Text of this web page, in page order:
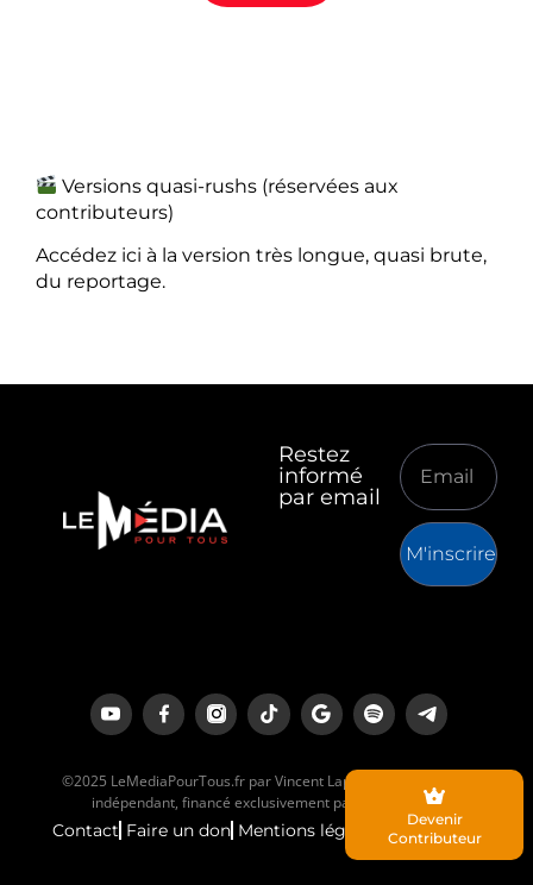
Versions quasi-rushs (réservées aux
contributeurs)
Accédez ici à la version très longue, quasi brute,
du reportage.
Restez
informé
par email
M'inscrire
©2025 LeMediaPourTous.fr par Vincent Lapierre est un média
indépendant, financé exclusivement par ses lecteurs.
Contact Faire un don Mentions légales
Devenir
Contributeur